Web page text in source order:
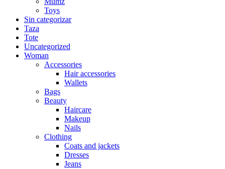
Toys
Sin categorizar
Taza
Tote
Uncategorized
Woman
Accessories
Hair accessories
Wallets
Bags
Beauty
Haircare
Makeup
Nails
Clothing
Coats and jackets
Dresses
Jeans